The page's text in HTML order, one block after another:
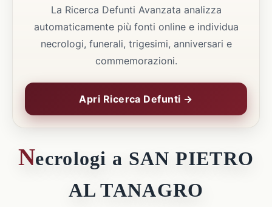
La Ricerca Defunti Avanzata analizza
automaticamente più fonti online e individua
necrologi, funerali, trigesimi, anniversari e
commemorazioni.
Apri Ricerca Defunti →
Necrologi a SAN PIETRO
AL TANAGRO